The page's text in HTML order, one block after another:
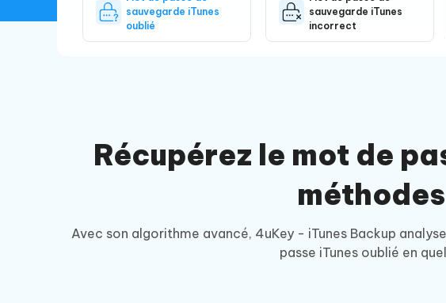
sauvegarde iTunes
oublié
sauvegarde iTunes
incorrect
Récupérez le mot de
Avec son algorithme avancé, 4uKey - iTunes Backup
passe iTunes oublié en